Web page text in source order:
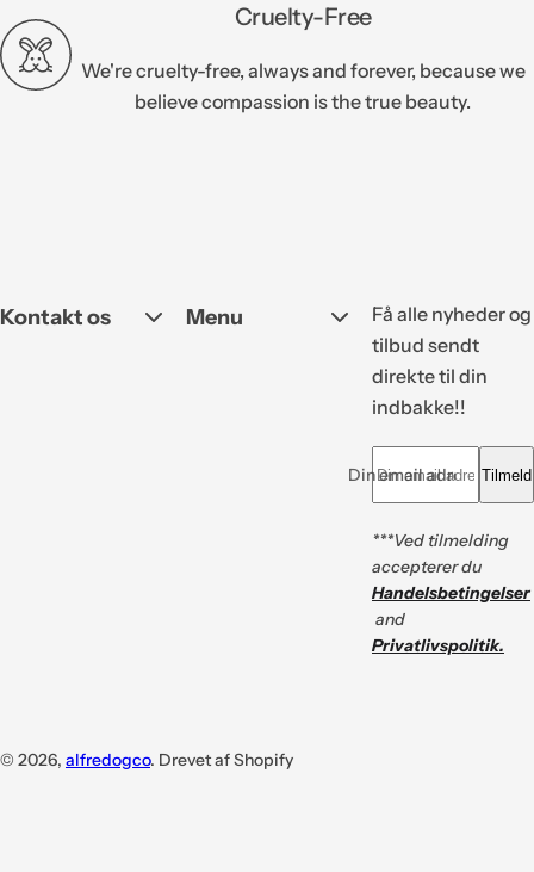
Cruelty-Free
We're cruelty-free, always and forever, because we
believe compassion is the true beauty.
Kontakt os Menu
Få alle nyheder og
tilbud sendt
direkte til din
indbakke!!
Din email adresse *Tilmeld
***Ved tilmelding
accepterer du
Handelsbetingelser
and
Privatlivspolitik.
© 2026, alfredogco. Drevet af Shopify